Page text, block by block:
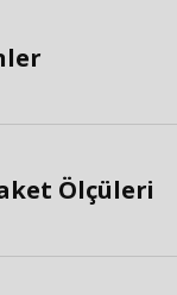
Ölçüleri